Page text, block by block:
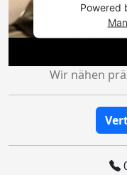
Powered
Wir nähen